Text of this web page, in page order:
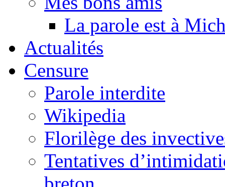
La parole est à
Actualités
Censure
Parole interdite
Wikipedia
Florilège des
Tentatives